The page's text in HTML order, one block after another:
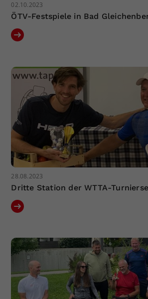
02.10.2023
ÖTV-Festspiele in Bad
28.08.2023
Dritte Station der WTTA-